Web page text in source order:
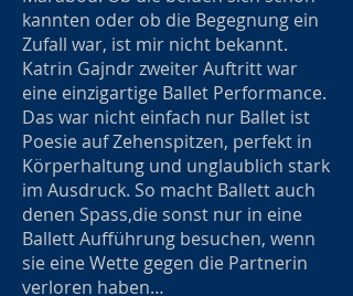
kannten oder ob die Begegnung ein
Zufall war, ist mir nicht bekannt.
Katrin Gajndr zweiter Auftritt war
eine einzigartige Ballet Performance.
Das war nicht einfach nur Ballet ist
Poesie auf Zehenspitzen, perfekt in
Körperhaltung und unglaublich stark
im Ausdruck. So macht Ballett auch
denen Spass,die sonst nur in eine
Ballett Aufführung besuchen, wenn
sie eine Wette gegen die Partnerin
verloren haben…